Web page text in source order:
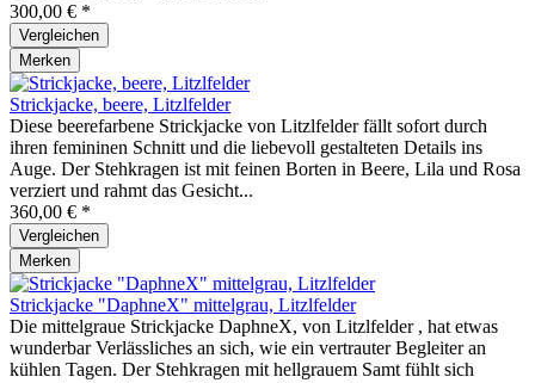
300,00 € *
Vergleichen
Merken
Strickjacke, beere, Litzlfelder
Diese beerefarbene Strickjacke von Litzlfelder fällt sofort durch
ihren femininen Schnitt und die liebevoll gestalteten Details ins
Auge. Der Stehkragen ist mit feinen Borten in Beere, Lila und Rosa
verziert und rahmt das Gesicht...
360,00 € *
Vergleichen
Merken
Strickjacke "DaphneX" mittelgrau, Litzlfelder
Die mittelgraue Strickjacke DaphneX, von Litzlfelder , hat etwas
wunderbar Verlässliches an sich, wie ein vertrauter Begleiter an
kühlen Tagen. Der Stehkragen mit hellgrauem Samt fühlt sich